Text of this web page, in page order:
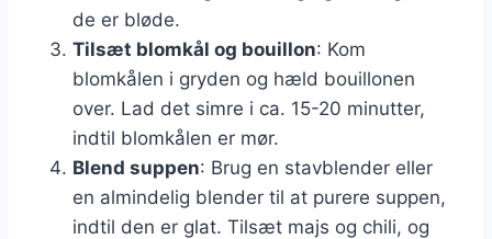
de er bløde.
Tilsæt blomkål og bouillon: Kom
blomkålen i gryden og hæld bouillonen
over. Lad det simre i ca. 15-20 minutter,
indtil blomkålen er mør.
Blend suppen: Brug en stavblender eller
en almindelig blender til at purere suppen,
indtil den er glat. Tilsæt majs og chili, og